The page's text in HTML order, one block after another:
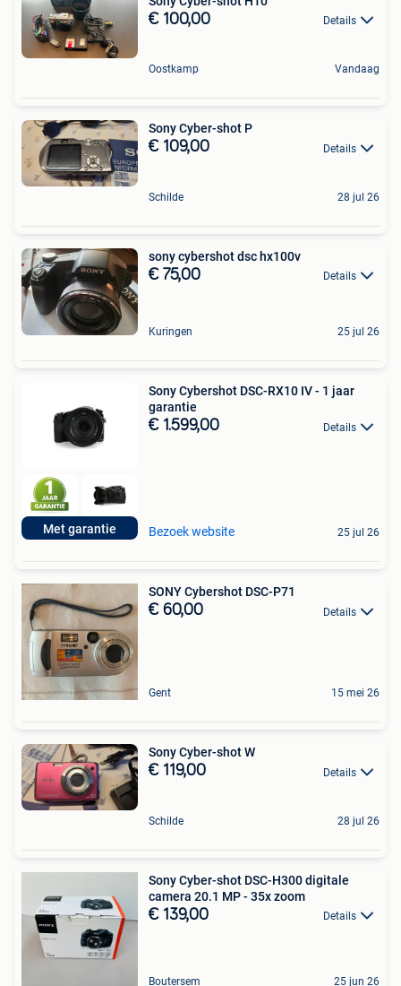
€ 100,00 Details
Oostkamp Vandaag
Sony Cyber-shot P
€ 109,00 Details
Schilde 28 jul 26
sony cybershot dsc hx100v
€ 75,00 Details
Kuringen 25 jul 26
Met garantie
Sony Cybershot DSC-RX10 IV - 1 jaar
garantie
€ 1.599,00 Details
Bezoek website 25 jul 26
SONY Cybershot DSC-P71
€ 60,00 Details
Gent 15 mei 26
Sony Cyber-shot W
€ 119,00 Details
Schilde 28 jul 26
Sony Cyber-shot DSC-H300 digitale
camera 20.1 MP - 35x zoom
€ 139,00 Details
Boutersem 25 jun 26